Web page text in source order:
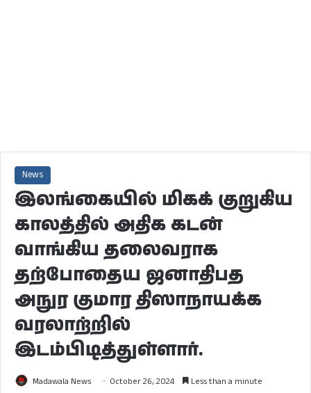
News
இலங்கையில் மிகக் குறுகிய
காலத்தில் அதிக கடன்
வாங்கிய தலைவராக
தற்போதைய ஜனாதிபத
அநுர குமார திஸாநாயக்க
வரலாற்றில்
இடம்பிடித்துள்ளார்.
Madawala News October 26, 2024 Less than a minute